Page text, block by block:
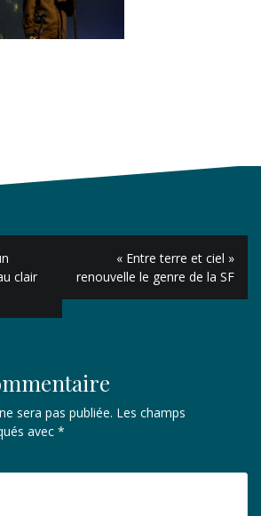
clair
« Entre terre et ciel »
renouvelle le genre de la SF
sera pas publiée. Les champs
avec *